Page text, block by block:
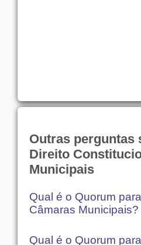
Outras perguntas
Direito
Municipais
Qual é o Quorum
Câmaras Municipais?
Qual é o Quorum